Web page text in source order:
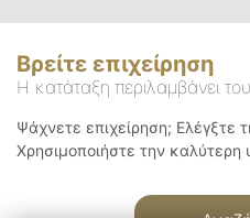
Βρείτε επιχείρηση
Η κατάταξη περιλαμβάνει
Ψάχνετε επιχείρηση; Ελέγξτε
Χρησιμοποιήστε την καλύτερη